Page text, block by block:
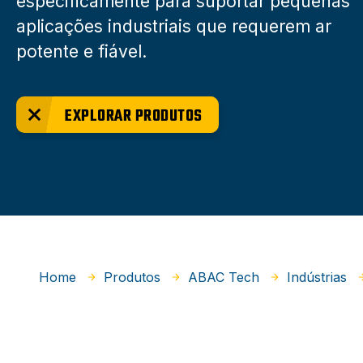
aplicações industriais que requerem ar
potente e fiável.
EXPLORAR PRODUTOS
Home Produtos ABAC Tech Indústrias